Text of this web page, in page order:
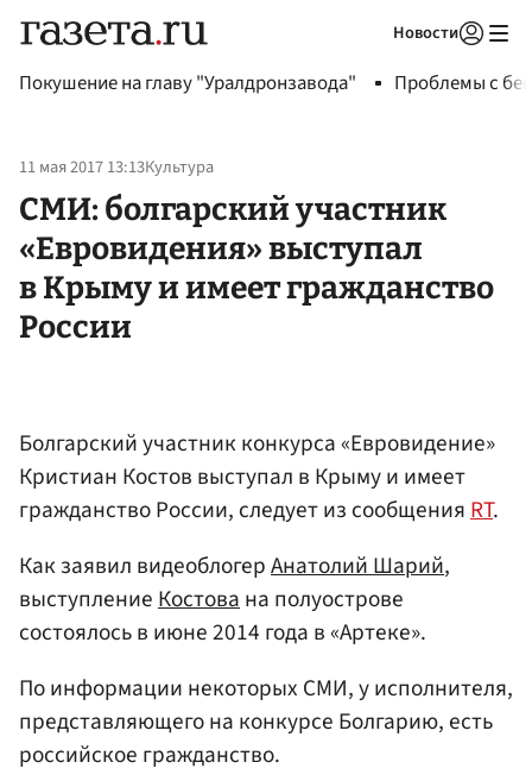
Новости
Покушение на главу "Уралдронзавода" Проблемы с
11 мая 2017 13:13Культура
СМИ: болгарский участник
«Евровидения» выступал
в Крыму и имеет гражданство
России
Болгарский участник конкурса «Евровидение»
Кристиан Костов выступал в Крыму и имеет
гражданство России, следует из сообщенияRT.
Как заявил видеоблогерАнатолий Шарий,
выступлениеКостована полуострове
состоялось в июне 2014 года в «Артеке».
По информации некоторых СМИ, у исполнителя,
представляющего на конкурсе Болгарию, есть
российское гражданство.